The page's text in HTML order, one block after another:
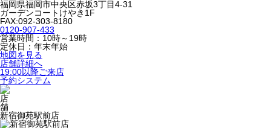
福岡県福岡市中央区赤坂3丁目4-31
ガーデンコートけやき1F
FAX:092-303-8180
0120-907-433
営業時間：10時～19時
定休日：年末年始
地図を見る
店舗詳細へ
19:00以降ご来店
予約システム
新宿御苑駅前店